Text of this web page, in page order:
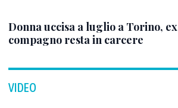
Donna uccisa a luglio a Torino, ex
compagno resta in carcere
VIDEO